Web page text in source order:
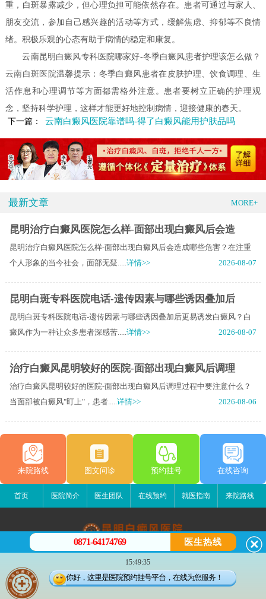
重，白斑暴露减少，但心理负担可能依然存在。患者可通过与家人、
朋友交流，参加自己感兴趣的活动等方式，缓解焦虑、抑郁等不良情
绪。积极乐观的心态有助于病情的稳定和康复。
云南昆明白癜风专科医院哪家好-冬季白癜风患者护理该怎么做？
云南白斑医院温馨提示：冬季白癜风患者在皮肤护理、饮食调理、生
活作息和心理调节等方面都需格外注意。患者要树立正确的护理观
念，坚持科学护理，这样才能更好地控制病情，迎接健康的春天。
下一篇：
云南白癜风医院靠谱吗-得了白癜风能用护肤品吗
最新文章 MORE+
昆明治疗白癜风医院怎么样-面部出现白癜风后会造
昆明治疗白癜风医院怎么样-面部出现白癜风后会造成哪些危害？在注重
个人形象的当今社会，面部无疑.....详情>> 2026-08-07
昆明白斑专科医院电话-遗传因素与哪些诱因叠加后
昆明白斑专科医院电话-遗传因素与哪些诱因叠加后更易诱发白癜风？白
癜风作为一种让众多患者深感苦.....详情>> 2026-08-07
治疗白癜风昆明较好的医院-面部出现白癜风后调理
治疗白癜风昆明较好的医院-面部出现白癜风后调理过程中要注意什么？
当面部被白癜风"盯上"，患者.....详情>> 2026-08-06
来院路线 图文问诊 预约挂号 在线咨询
首页 医院简介 医生团队 在线预约 就医指南 来院路线
昆明白癜风医院
昆明市五华区护国路2号
版权所有：昆明白癜风医院
0871-64174769 医生热线
15:49:35
你好，这里是医院预约挂号平台，在线为您服务！